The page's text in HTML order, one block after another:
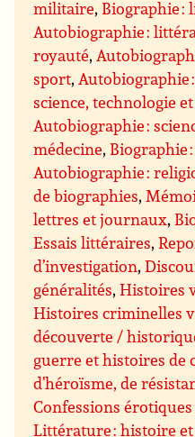
militaire, Biographie :
Autobiographie :
royauté,
sport,Autobiographie
science, technologie
Autobiographie :
médecine, Biographie
Autobiographie :
de biographies,
lettres et journaux,
Essais littéraires,
d’investigation,
généralités,Histoires
Histoires criminelles
découverte /
guerre et histoires de
d’héroïsme, de
Confessions
Littérature : histoire